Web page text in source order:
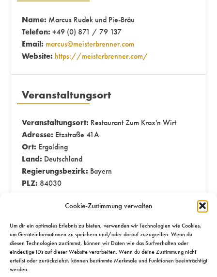
Cookie-Zustimmung verwalten
Um dir ein optimales Erlebnis zu bieten, verwenden wir Technologien wie Cookies,
um Geräteinformationen zu speichern und/oder darauf zuzugreifen. Wenn du
diesen Technologien zustimmst, können wir Daten wie das Surfverhalten oder
eindeutige IDs auf dieser Website verarbeiten. Wenn du deine Zustimmung nicht
erteilst oder zurückziehst, können bestimmte Merkmale und Funktionen beeinträchtigt
werden.
Name: Marcus Rudek und Pie-Bräu
Telefon: +49 (0) 871 / 79 137
Email: marcus@meisterbrenner.com
Website: https://meisterbrenner.com/
Veranstaltungsort
Veranstaltungsort: Restaurant Zum Krax'n Wirt
Adresse: Etzstraße 41A
Ort: Ergolding
Land: Deutschland
Regierungsbezirk: Bayern
PLZ: 84030
2023 - 2026 © CAPRICORN Consulting & Training GmbH